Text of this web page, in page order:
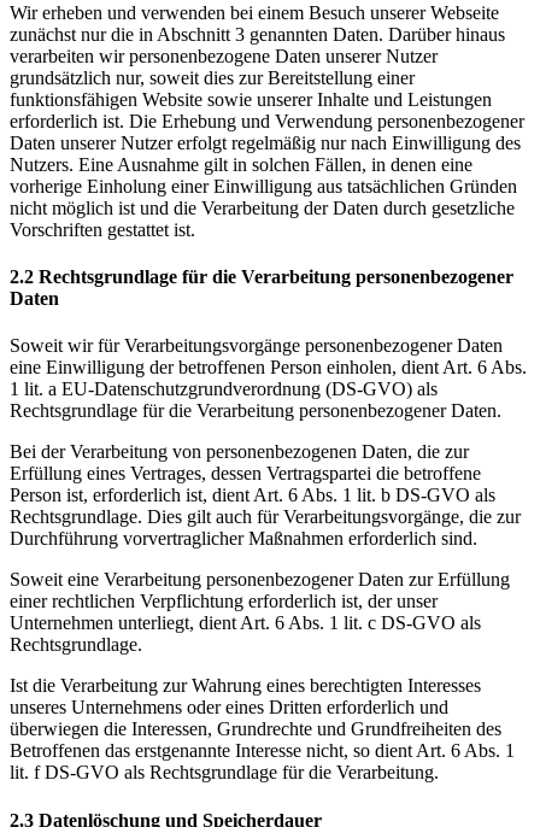
Wir erheben und verwenden bei einem Besuch unserer Webseite
zunächst nur die in Abschnitt 3 genannten Daten. Darüber hinaus
verarbeiten wir personenbezogene Daten unserer Nutzer
grundsätzlich nur, soweit dies zur Bereitstellung einer
funktionsfähigen Website sowie unserer Inhalte und Leistungen
erforderlich ist. Die Erhebung und Verwendung personenbezogener
Daten unserer Nutzer erfolgt regelmäßig nur nach Einwilligung des
Nutzers. Eine Ausnahme gilt in solchen Fällen, in denen eine
vorherige Einholung einer Einwilligung aus tatsächlichen Gründen
nicht möglich ist und die Verarbeitung der Daten durch gesetzliche
Vorschriften gestattet ist.
2.2 Rechtsgrundlage für die Verarbeitung personenbezogener
Daten
Soweit wir für Verarbeitungsvorgänge personenbezogener Daten
eine Einwilligung der betroffenen Person einholen, dient Art. 6 Abs.
1 lit. a EU-Datenschutzgrundverordnung (DS-GVO) als
Rechtsgrundlage für die Verarbeitung personenbezogener Daten.
Bei der Verarbeitung von personenbezogenen Daten, die zur
Erfüllung eines Vertrages, dessen Vertragspartei die betroffene
Person ist, erforderlich ist, dient Art. 6 Abs. 1 lit. b DS-GVO als
Rechtsgrundlage. Dies gilt auch für Verarbeitungsvorgänge, die zur
Durchführung vorvertraglicher Maßnahmen erforderlich sind.
Soweit eine Verarbeitung personenbezogener Daten zur Erfüllung
einer rechtlichen Verpflichtung erforderlich ist, der unser
Unternehmen unterliegt, dient Art. 6 Abs. 1 lit. c DS-GVO als
Rechtsgrundlage.
Ist die Verarbeitung zur Wahrung eines berechtigten Interesses
unseres Unternehmens oder eines Dritten erforderlich und
überwiegen die Interessen, Grundrechte und Grundfreiheiten des
Betroffenen das erstgenannte Interesse nicht, so dient Art. 6 Abs. 1
lit. f DS-GVO als Rechtsgrundlage für die Verarbeitung.
2.3 Datenlöschung und Speicherdauer